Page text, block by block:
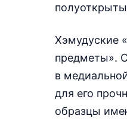
Хэмудуские
предметы».
в
для его
образцы